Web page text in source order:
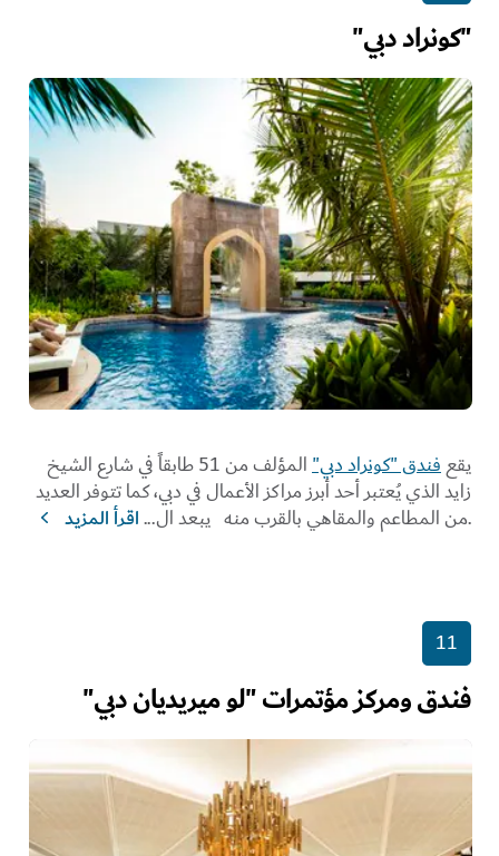
"كونراد دبي"
يقعفندق "كونراد دبي"
المؤلف من 51 طابقاً في شارع الشيخ
زايد الذي يُعتبر أحد أبرز مراكز الأعمال في دبي، كما تتوفر العديد
من المطاعم والمقاهي بالقرب منه.
يبعد ال...اقرأ المزيد
11
فندق ومركز مؤتمرات "لو ميريديان دبي"